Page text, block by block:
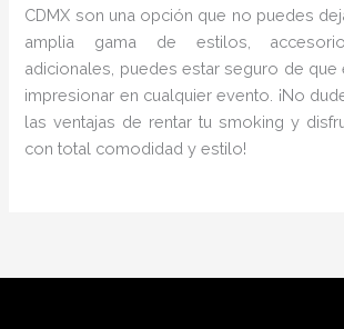
CDMX son una opción que no puedes
amplia gama de estilos,
adicionales, puedes estar seguro de que
impresionar en cualquier evento. ¡No
las ventajas de rentar tu smoking y
con total comodidad y estilo!